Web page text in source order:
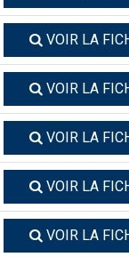
VOIR LA
VOIR LA
VOIR LA
VOIR LA
VOIR LA